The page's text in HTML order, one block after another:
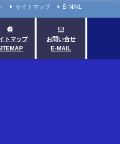
サイトマップ E-MAIL
トマップ
お問い合せ
E-MAIL